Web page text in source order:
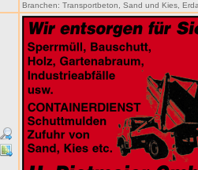
Branchen:Transportbeton,Sand und Kies,